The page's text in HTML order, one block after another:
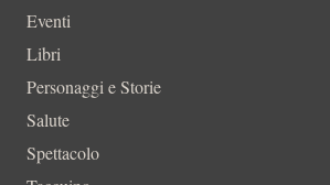
Eventi
Libri
Personaggi e Storie
Salute
Spettacolo